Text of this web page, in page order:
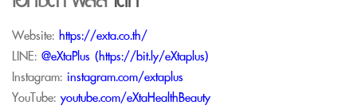
Website: https://exta.co.th/
LINE: @eXtaPlus (https://bit.ly/eXtaplus)
Instagram: instagram.com/extaplus
YouTube: youtube.com/eXtaHealthBeauty